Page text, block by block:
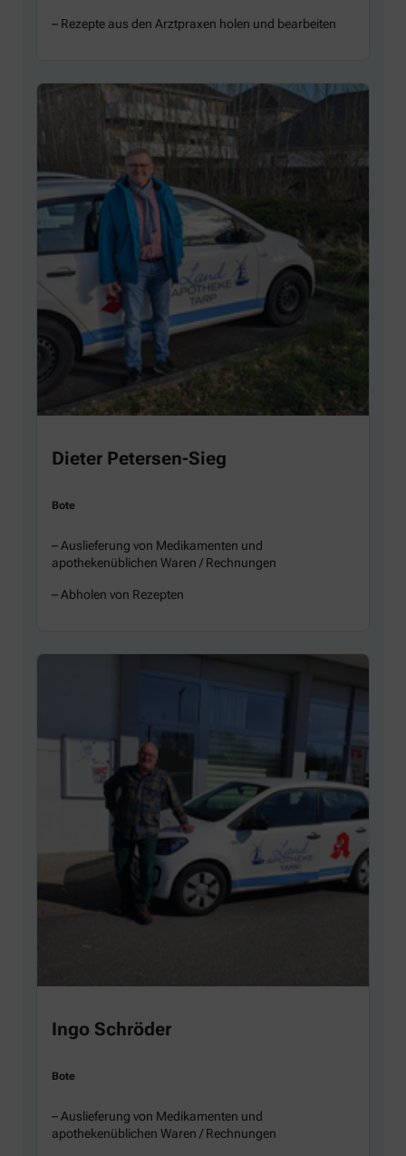
– Rezepte aus den Arztpraxen holen und bearbeiten
Dieter Petersen-Sieg
Bote
– Auslieferung von Medikamenten und
apothekenüblichen Waren / Rechnungen
– Abholen von Rezepten
Ingo Schröder
Bote
– Auslieferung von Medikamenten und
apothekenüblichen Waren / Rechnungen